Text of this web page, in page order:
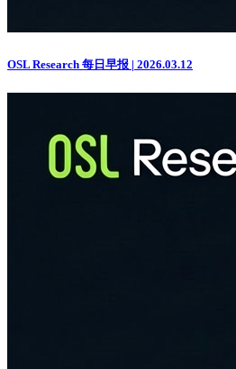
OSL Research 每日早报 | 2026.03.12